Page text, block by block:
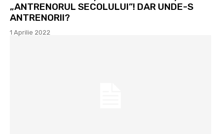
„ANTRENORUL SECOLULUI”! DAR UNDE-S
ANTRENORII?
1 Aprilie 2022